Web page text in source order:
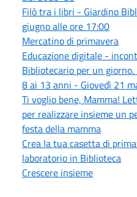
Filò tra i libri - Giardino
giugno alle ore 17:00
Mercatino di primavera
Educazione digitale -
Bibliotecario per un giorno.
8 ai 13 anni - Giovedì 21
Ti voglio bene, Mamma!
per realizzare insieme un
festa della mamma
Crea la tua casetta di
laboratorio in Biblioteca
Crescere insieme